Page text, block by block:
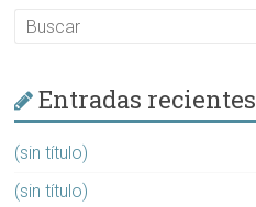
Entradas recientes
(sin título)
(sin título)